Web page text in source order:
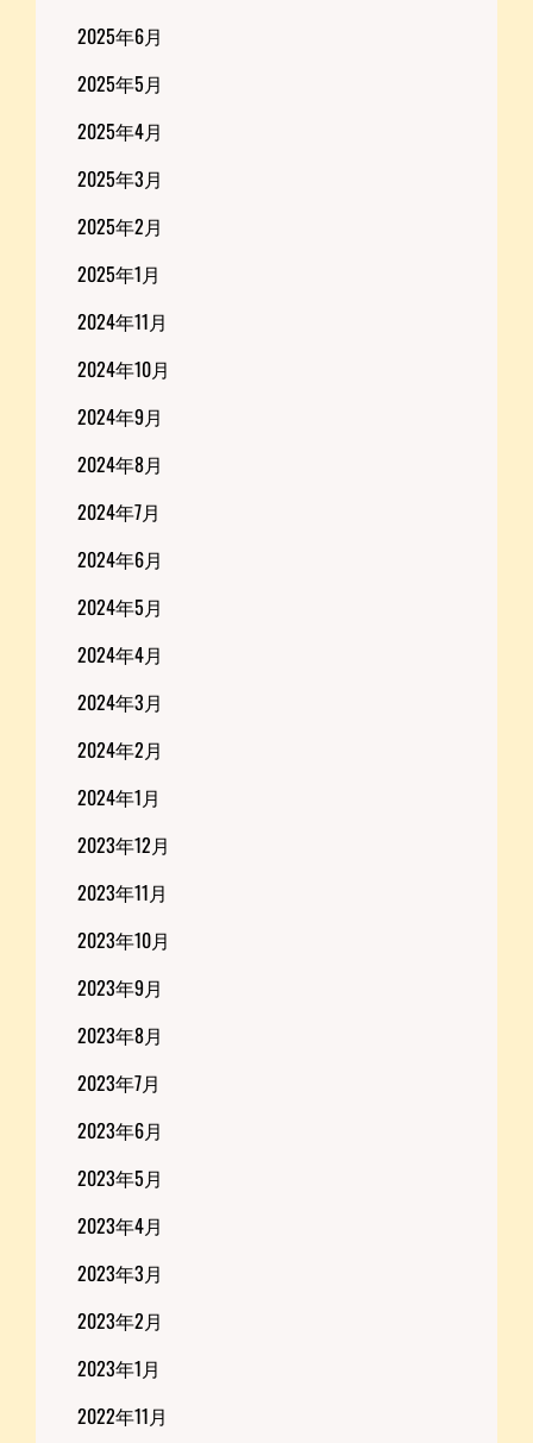
2025年6月
2025年5月
2025年4月
2025年3月
2025年2月
2025年1月
2024年11月
2024年10月
2024年9月
2024年8月
2024年7月
2024年6月
2024年5月
2024年4月
2024年3月
2024年2月
2024年1月
2023年12月
2023年11月
2023年10月
2023年9月
2023年8月
2023年7月
2023年6月
2023年5月
2023年4月
2023年3月
2023年2月
2023年1月
2022年11月